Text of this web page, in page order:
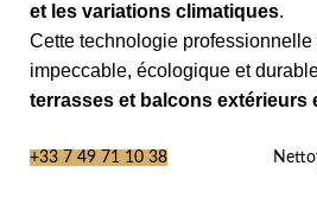
et les variations climatiques.
Cette technologie
impeccable, écologique et
terrasses et balcons extérieurs
+33 7 49 71 10 38